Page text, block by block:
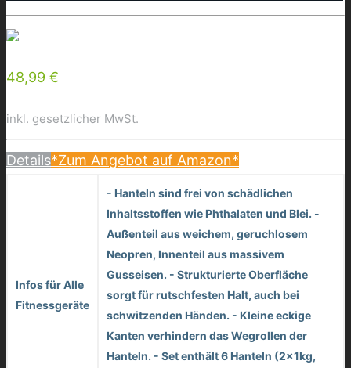
48,99 €
inkl. gesetzlicher MwSt.
Details*Zum Angebot auf Amazon*
Infos für Alle
Fitnessgeräte
- Hanteln sind frei von schädlichen
Inhaltsstoffen wie Phthalaten und Blei. -
Außenteil aus weichem, geruchlosem
Neopren, Innenteil aus massivem
Gusseisen. - Strukturierte Oberfläche
sorgt für rutschfesten Halt, auch bei
schwitzenden Händen. - Kleine eckige
Kanten verhindern das Wegrollen der
Hanteln. - Set enthält 6 Hanteln (2x1kg,